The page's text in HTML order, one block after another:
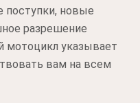
поступки, новые
разрешение
мотоцикл указывает
вам на всем